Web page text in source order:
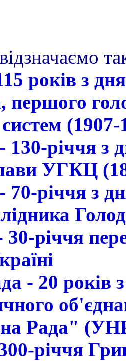
років з
першого
(1907-
130-річчя з
УГКЦ
70-річчя з
30-річчя
- 20 років
Рада"
річчя